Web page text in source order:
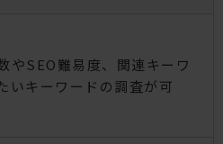
やSEO難易度、関連キーワ
いキーワードの調査が可